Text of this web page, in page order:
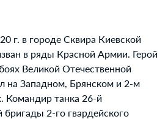
г. в городе Сквира Киевской
в ряды Красной Армии. Герой
Великой Отечественной
на Западном, Брянском и 2-м
Командир танка 26-й
бригады 2-го гвардейского